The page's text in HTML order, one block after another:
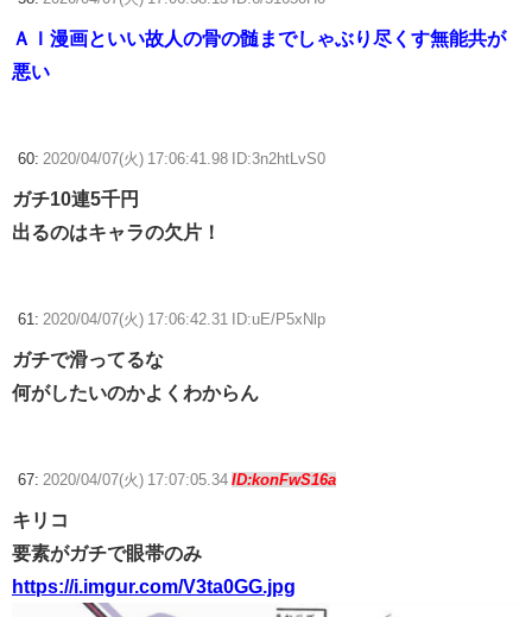
ＡＩ漫画といい故人の骨の髄までしゃぶり尽くす無能共が
悪い
60: 2020/04/07(火) 17:06:41.98 ID:3n2htLvS0
ガチ10連5千円
出るのはキャラの欠片！
61: 2020/04/07(火) 17:06:42.31 ID:uE/P5xNlp
ガチで滑ってるな
何がしたいのかよくわからん
67: 2020/04/07(火) 17:07:05.34 ID:konFwS16a
キリコ
要素がガチで眼帯のみ
https://i.imgur.com/V3ta0GG.jpg